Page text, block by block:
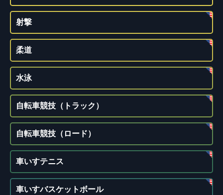
射撃
柔道
水泳
自転車競技（トラック）
自転車競技（ロード）
車いすテニス
車いすバスケットボール